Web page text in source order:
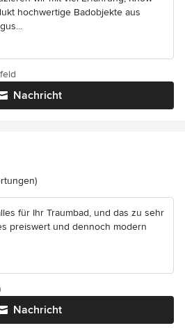
hochwertige Badobjekte aus
Nachricht
5 von 5 Sternen
für Ihr Traumbad, und das zu sehr
preiswert und dennoch modern
Nachricht